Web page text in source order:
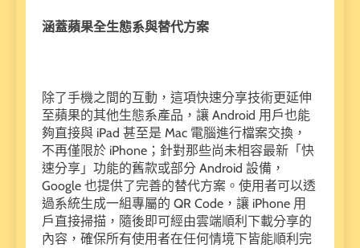
涵蓋蘋果全生態系與替代方案
除了手機之間的互動，這項快速分享技術更延伸
至蘋果的其他生態系產品，讓 Android 用戶也能
夠直接與 iPad 甚至是 Mac 電腦進行檔案交換，
不再僅限於 iPhone；針對那些尚未相容最新「快
速分享」功能的舊款或部分 Android 設備，
Google 也提供了完善的替代方案。使用者可以透
過系統生成一組專屬的 QR Code，讓 iPhone 用
戶直接掃描，隨後即可經由雲端順利下載分享的
內容，確保所有使用者在任何情境下皆能順利完